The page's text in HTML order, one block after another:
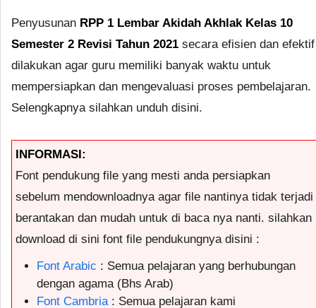
Penyusunan RPP 1 Lembar Akidah Akhlak Kelas 10
Semester 2 Revisi Tahun 2021 secara efisien dan efektif
dilakukan agar guru memiliki banyak waktu untuk
mempersiapkan dan mengevaluasi proses pembelajaran.
Selengkapnya silahkan unduh disini.
INFORMASI:
Font pendukung file yang mesti anda persiapkan
sebelum mendownloadnya agar file nantinya tidak terjadi
berantakan dan mudah untuk di baca nya nanti. silahkan
download di sini font file pendukungnya disini :
Font Arabic : Semua pelajaran yang berhubungan
dengan agama (Bhs Arab)
Font Cambria: Semua pelajaran kami